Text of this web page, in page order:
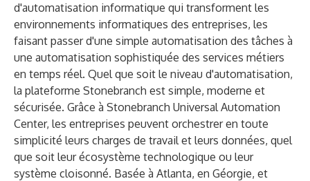
d'automatisation informatique qui transforment les
environnements informatiques des entreprises, les
faisant passer d'une simple automatisation des tâches à
une automatisation sophistiquée des services métiers
en temps réel. Quel que soit le niveau d'automatisation,
la plateforme Stonebranch est simple, moderne et
sécurisée. Grâce à Stonebranch Universal Automation
Center, les entreprises peuvent orchestrer en toute
simplicité leurs charges de travail et leurs données, quel
que soit leur écosystème technologique ou leur
système cloisonné. Basée à Atlanta, en Géorgie, et